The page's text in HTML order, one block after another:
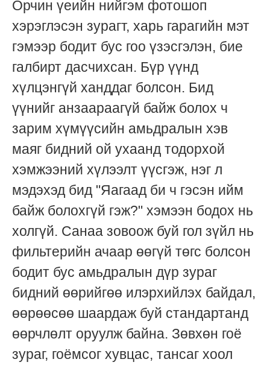
Орчин үеийн нийгэм фотошоп
хэрэглэсэн зурагт, харь гарагийн мэт
гэмээр бодит бус гоо үзэсгэлэн, бие
галбирт дасчихсан. Бүр үүнд
хүлцэнгүй ханддаг болсон. Бид
үүнийг анзаараагүй байж болох ч
зарим хүмүүсийн амьдралын хэв
маяг бидний ой ухаанд тодорхой
хэмжээний хүлээлт үүсгэж, нэг л
мэдэхэд бид "Яагаад би ч гэсэн ийм
байж болохгүй гэж?" хэмээн бодох нь
холгүй. Санаа зовоож буй гол зүйл нь
фильтерийн ачаар өөгүй төгс болсон
бодит бус амьдралын дүр зураг
бидний өөрийгөө илэрхийлэх байдал,
өөрөөсөө шаардаж буй стандартанд
өөрчлөлт оруулж байна. Зөвхөн гоё
зураг, гоёмсог хувцас, тансаг хоол